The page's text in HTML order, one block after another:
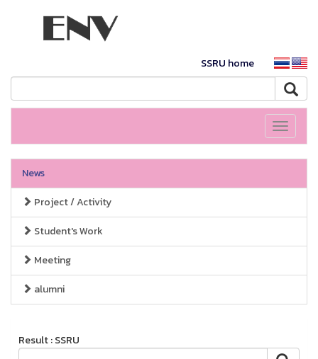
SSRU home
Toggle
News
Project / Activity
Student's Work
Meeting
alumni
Result : SSRU